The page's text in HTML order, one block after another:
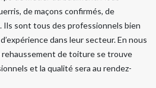
de maçons confirmés, de
sont tous des professionnels bien
dans leur secteur. En nous
de toiture se trouve
et la qualité sera au rendez-